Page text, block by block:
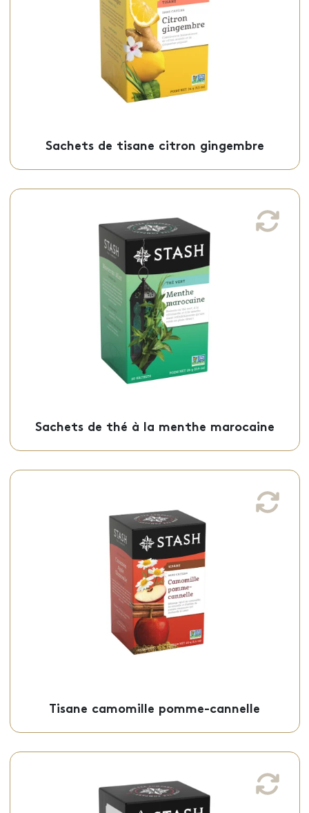
Sachets de tisane citron gingembre
sachets individuels.
Sachets - 50-17468
Sachets de thé à la menthe marocaine
Sachets de thé à la menthe marocaine
Ce thé vert à la menthe marocaine, aux
notes de thé vert, de citronnelle et de
menthe fraîche, est offert en sachets
Sachets - 50-18073
Tisane camomille pomme-cannelle
Tisane camomille pomme-cannelle
Cette tisane camomille pomme-cannelle,
gourmande et relaxante, est offerte en
sachets individuels.
Sachets - 50-18074
Sachets de tisane fraise grenade
Cette tisane fraise grenade, au goût sucré